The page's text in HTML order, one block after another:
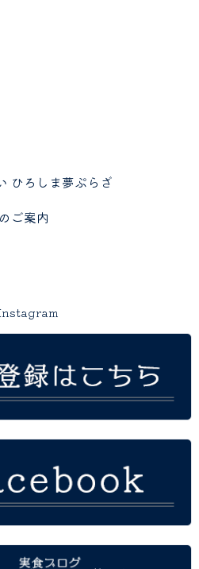
ひろしま夢ぷらざ
ご案内